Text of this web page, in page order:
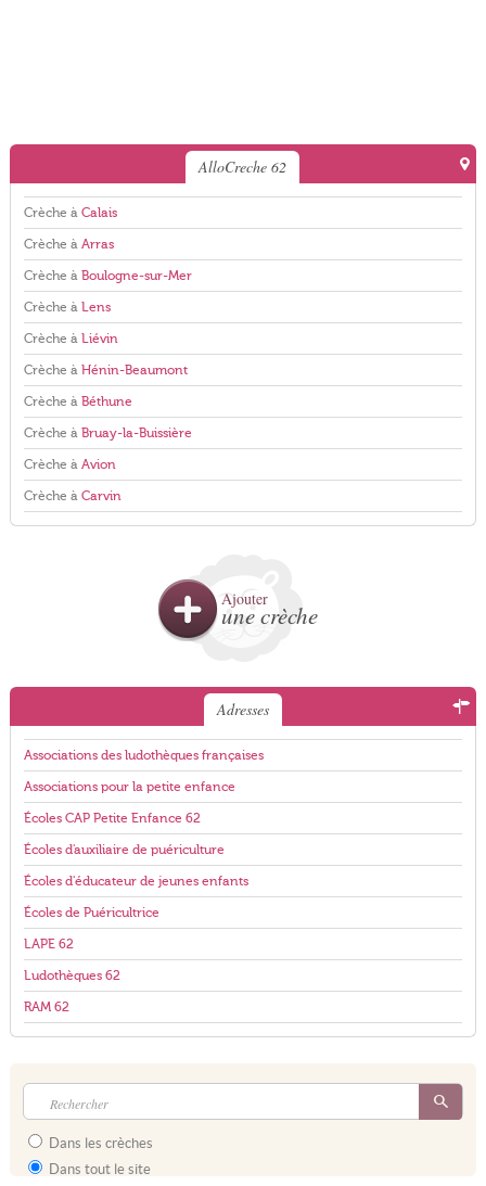
AlloCreche 62
Crèche à Calais
Crèche à Arras
Crèche à Boulogne-sur-Mer
Crèche à Lens
Crèche à Liévin
Crèche à Hénin-Beaumont
Crèche à Béthune
Crèche à Bruay-la-Buissière
Crèche à Avion
Crèche à Carvin
Ajouter
une crèche
Adresses
Associations des ludothèques françaises
Associations pour la petite enfance
Écoles CAP Petite Enfance 62
Écoles d'auxiliaire de puériculture
Écoles d'éducateur de jeunes enfants
Écoles de Puéricultrice
LAPE 62
Ludothèques 62
RAM 62
Dans les crèches
Dans tout le site